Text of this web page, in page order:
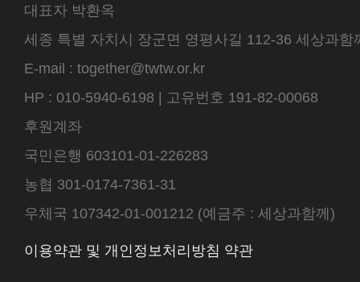
대표자 박환옥
세종 특별 자치시 장군면 영평사길 112-36 세상과
E-mail : together@twtw.or.kr
HP : 010-5940-6198 | 고유번호 191-82-00068
후원계좌
국민은행 603101-01-226283
농협 301-0174-7361-31
우체국 107342-01-001212 (예금주 : 세상과함께)
이용약관 및 개인정보처리방침 약관